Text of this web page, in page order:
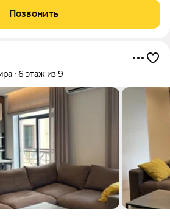
а это значит меньше шума, меньше
этом всё
Позвонить
6 этаж из 9